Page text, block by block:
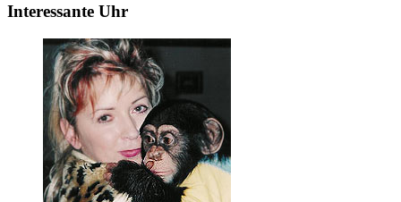
Interessante Uhr